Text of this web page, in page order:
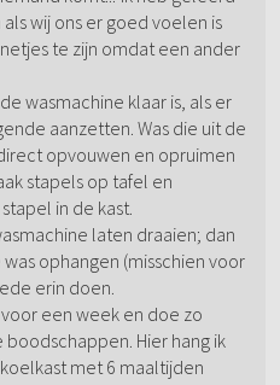
wij ons er goed voelen is
te zijn omdat een ander
wasmachine klaar is, als er
aanzetten. Was die uit de
opvouwen en opruimen
stapels op tafel en
in de kast.
laten draaien; dan
ophangen (misschien voor
erin doen.
een week en doe zo
Hier hang ik
met 6 maaltijden